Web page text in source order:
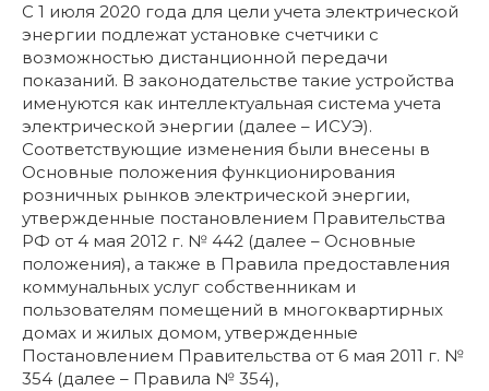
С 1 июля 2020 года для цели учета электрической
энергии подлежат установке счетчики с
возможностью дистанционной передачи
показаний. В законодательстве такие устройства
именуются как интеллектуальная система учета
электрической энергии (далее – ИСУЭ).
Соответствующие изменения были внесены в
Основные положения функционирования
розничных рынков электрической энергии,
утвержденные постановлением Правительства
РФ от 4 мая 2012 г. № 442 (далее – Основные
положения), а также в Правила предоставления
коммунальных услуг собственникам и
пользователям помещений в многоквартирных
домах и жилых домом, утвержденные
Постановлением Правительства от 6 мая 2011 г. №
354 (далее – Правила № 354),